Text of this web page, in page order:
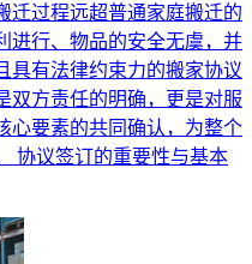
迁过程远超普通家庭搬迁的
进行、物品的安全无虞，并
具有法律约束力的搬家协议
双方责任的明确，更是对服
心要素的共同确认，为整个
协议签订的重要性与基本